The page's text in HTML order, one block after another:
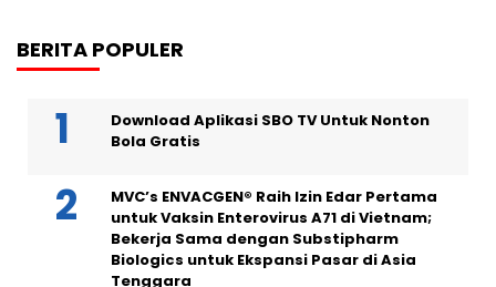
BERITA POPULER
Download Aplikasi SBO TV Untuk Nonton
Bola Gratis
MVC’s ENVACGEN® Raih Izin Edar Pertama
untuk Vaksin Enterovirus A71 di Vietnam;
Bekerja Sama dengan Substipharm
Biologics untuk Ekspansi Pasar di Asia
Tenggara